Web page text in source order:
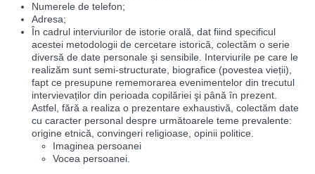
Numerele de telefon;
Adresa;
În cadrul interviurilor de istorie orală, dat fiind specificul
acestei metodologii de cercetare istorică, colectăm o serie
diversă de date personale şi sensibile. Interviurile pe care le
realizăm sunt semi-structurate, biografice (povestea vieții),
fapt ce presupune rememorarea evenimentelor din trecutul
intervievaților din perioada copilăriei şi până în prezent.
Astfel, fără a realiza o prezentare exhaustivă, colectăm date
cu caracter personal despre următoarele teme prevalente:
origine etnică, convingeri religioase, opinii politice.
Imaginea persoanei
Vocea persoanei.